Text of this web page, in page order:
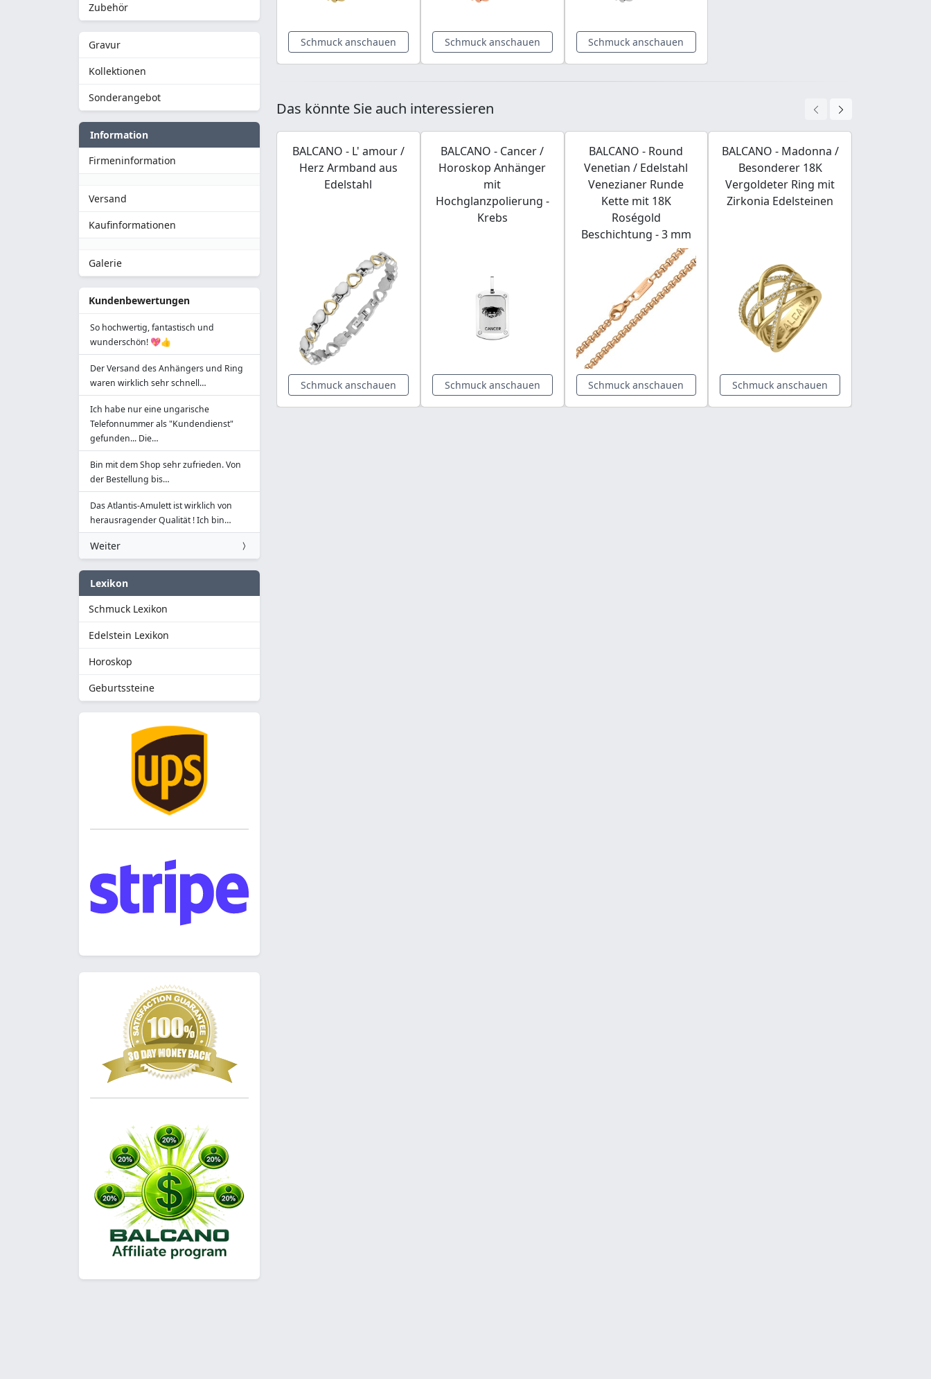
Zubehör
Gravur
Kollektionen
Sonderangebot
Information
Firmeninformation
Versand
Kaufinformationen
Galerie
Kundenbewertungen
So hochwertig, fantastisch und
wunderschön! 💖👍
Der Versand des Anhängers und Ring
waren wirklich sehr schnell…
Ich habe nur eine ungarische
Telefonnummer als "Kundendienst"
gefunden... Die…
Bin mit dem Shop sehr zufrieden. Von
der Bestellung bis…
Das Atlantis-Amulett ist wirklich von
herausragender Qualität ! Ich bin…
Weiter
Lexikon
Schmuck Lexikon
Edelstein Lexikon
Horoskop
Geburtssteine
Schmuck anschauen Schmuck anschauen Schmuck anschauen
Das könnte Sie auch interessieren
BALCANO - L' amour /
Herz Armband aus
Edelstahl
Schmuck anschauen
BALCANO - Cancer /
Horoskop Anhänger
mit
Hochglanzpolierung -
Krebs
Schmuck anschauen
BALCANO - Round
Venetian / Edelstahl
Venezianer Runde
Kette mit 18K
Roségold
Beschichtung - 3 mm
Schmuck anschauen
BALCANO - Madonna /
Besonderer 18K
Vergoldeter Ring mit
Zirkonia Edelsteinen
Schmuck anschauen